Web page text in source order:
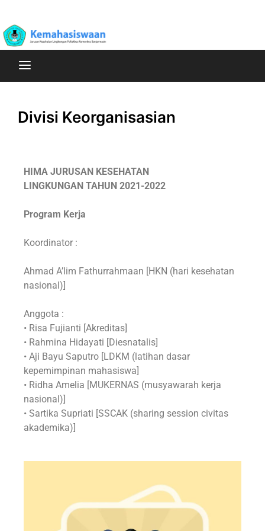
Kemahasiswaan
Lingkungan
Divisi Keorganisasian
HIMA JURUSAN KESEHATAN
LINGKUNGAN TAHUN 2021-2022
Program Kerja
Koordinator :
Ahmad A’lim Fathurrahmaan [HKN (hari kesehatan
nasional)]
Anggota :
• Risa Fujianti [Akreditas]
• Rahmina Hidayati [Diesnatalis]
• Aji Bayu Saputro [LDKM (latihan dasar
kepemimpinan mahasiswa]
• Ridha Amelia [MUKERNAS (musyawarah kerja
nasional)]
• Sartika Supriati [SSCAK (sharing session civitas
akademika)]